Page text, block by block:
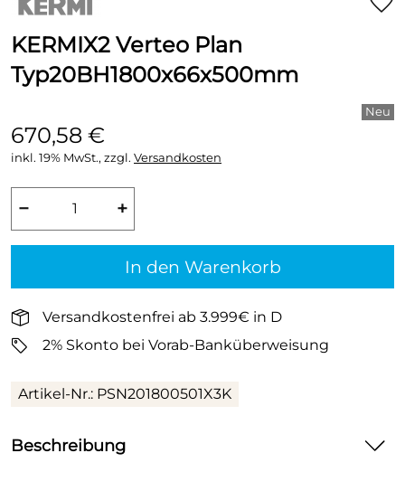
KERMIX2 Verteo Plan
Typ20BH1800x66x500mm
670,58 €
inkl. 19% MwSt., zzgl. Versandkosten
− +
In den Warenkorb
Versandkostenfrei ab 3.999€ in D
2% Skonto bei Vorab-Banküberweisung
Artikel-Nr.: PSN201800501X3K
Beschreibung